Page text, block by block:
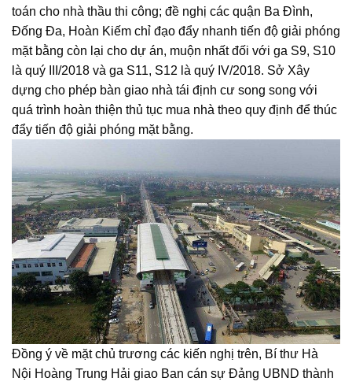
toán cho nhà thầu thi công; đề nghị các quận Ba Đình,
Đống Đa, Hoàn Kiếm chỉ đạo đẩy nhanh tiến độ giải phóng
mặt bằng còn lại cho dự án, muộn nhất đối với ga S9, S10
là quý III/2018 và ga S11, S12 là quý IV/2018. Sở Xây
dựng cho phép bàn giao nhà tái định cư song song với
quá trình hoàn thiện thủ tục mua nhà theo quy định để thúc
đẩy tiến độ giải phóng mặt bằng.
Đồng ý về mặt chủ trương các kiến nghị trên, Bí thư Hà
Nội Hoàng Trung Hải giao Ban cán sự Đảng UBND thành